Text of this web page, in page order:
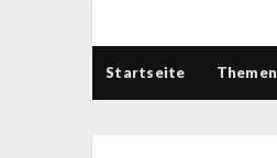
Startseite Themen